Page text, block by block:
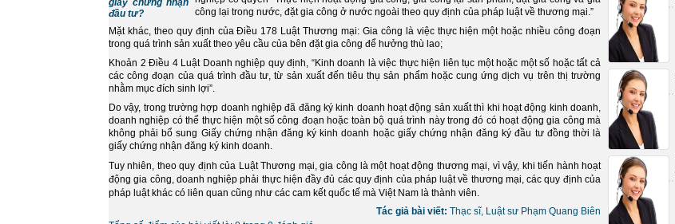
giấy chứng nhận
đầu tư?
công lại trong nước, đặt gia công ở nước ngoài theo quy định của pháp luật về thương mại.”
Mặt khác, theo quy định của Điều 178 Luật Thương mại: Gia công là việc thực hiện một hoặc nhiều công đoạn
trong quá trình sản xuất theo yêu cầu của bên đặt gia công để hưởng thù lao;
Khoản 2 Điều 4 Luật Doanh nghiệp quy định, “Kinh doanh là việc thực hiện liên tục một hoặc một số hoặc tất cả
các công đoạn của quá trình đầu tư, từ sản xuất đến tiêu thụ sản phẩm hoặc cung ứng dịch vụ trên thị trường
nhằm mục đích sinh lợi”.
Do vậy, trong trường hợp doanh nghiệp đã đăng ký kinh doanh hoạt động sản xuất thì khi hoạt động kinh doanh,
doanh nghiệp có thể thực hiện một số công đoạn hoặc toàn bộ quá trình này trong đó có hoạt động gia công mà
không phải bổ sung Giấy chứng nhận đăng ký kinh doanh hoặc giấy chứng nhận đăng ký đầu tư đồng thời là
giấy chứng nhận đăng ký kinh doanh.
Tuy nhiên, theo quy định của Luật Thương mại, gia công là một hoạt động thương mại, vì vậy, khi tiến hành hoạt
động gia công, doanh nghiệp phải thực hiện đầy đủ các quy định của pháp luật về thương mại, các quy định của
pháp luật khác có liên quan cũng như các cam kết quốc tế mà Việt Nam là thành viên.
Tác giả bài viết: Thạc sĩ, Luật sư Phạm Quang Biên